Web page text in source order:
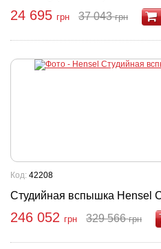
24 695 грн 37 043грн
Cтудийная вспышка Hensel
Код: 42208
246 052 грн 329 566грн